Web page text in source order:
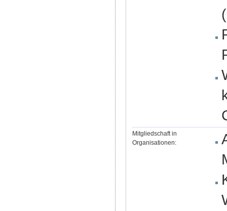
Mitgliedschaft in
Organisationen: